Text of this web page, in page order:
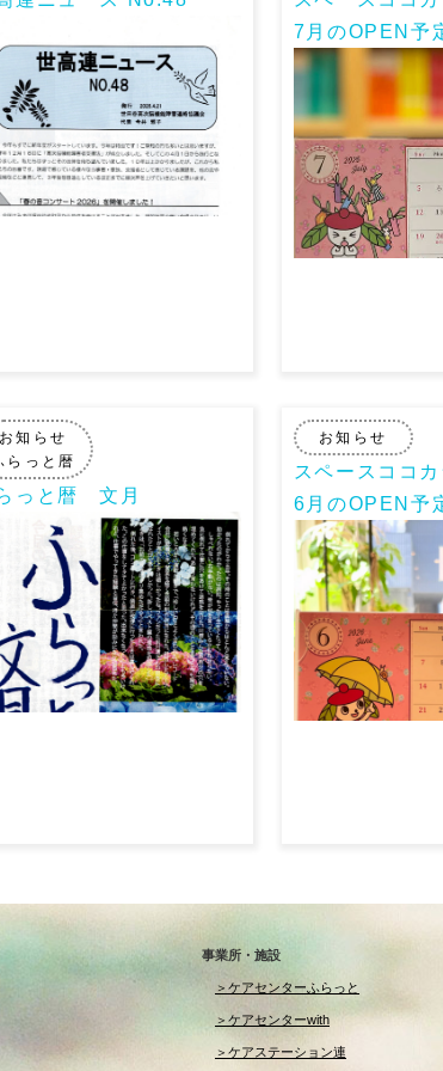
7月のOPEN予
知らせ
らっと暦
っと暦 文月
お知らせ
スペースココ
6月のOPEN予
事業所・施設
＞ケアセンターふらっと
＞ケアセンターwith
＞ケアステーション連